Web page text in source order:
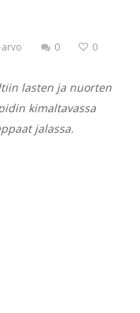
0 0
lasten ja nuorten
kimaltavassa
jalassa.